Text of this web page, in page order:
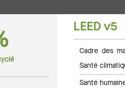
LEED v5
Cadre des
Santé
Santé